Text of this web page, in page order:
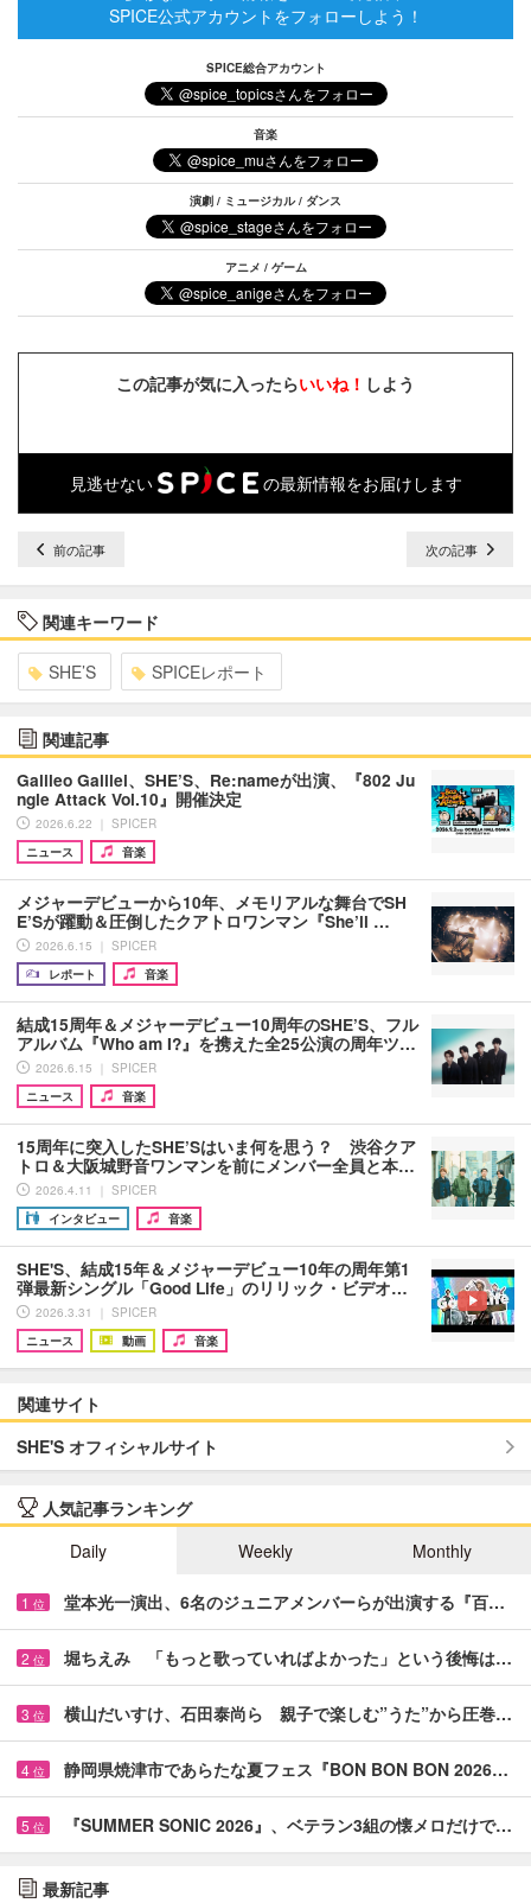
SPICE公式アカウントをフォローしよう！
SPICE総合アカウント
音楽
演劇 / ミュージカル / ダンス
アニメ / ゲーム
この記事が気に入ったらいいね！ しよう
見逃せない の最新情報をお届けします
前の記事 次の記事
関連キーワード
SHE’S SPICEレポート
関連記事
Galileo Galilei、SHE’S、Re:nameが出演、『802 Ju
ngle Attack Vol.10』開催決定
2026.6.22 ｜ SPICER
ニュース
音楽
メジャーデビューから10年、メモリアルな舞台でSH
E’Sが躍動＆圧倒したクアトロワンマン『She’ll …
2026.6.15 ｜ SPICER
レポート
音楽
結成15周年＆メジャーデビュー10周年のSHE’S、フル
アルバム『Who am I?』を携えた全25公演の周年ツ…
2026.6.15 ｜ SPICER
ニュース
音楽
15周年に突入したSHE’Sはいま何を思う？ 渋谷クア
トロ＆大阪城野音ワンマンを前にメンバー全員と本…
2026.4.11 ｜ SPICER
インタビュー
音楽
SHE'S、結成15年＆メジャーデビュー10年の周年第1
弾最新シングル「Good Life」のリリック・ビデオ…
2026.3.31 ｜ SPICER
ニュース
動画 音楽
関連サイト
SHE'S オフィシャルサイト
人気記事ランキング
Daily
Weekly Monthly
1 位 堂本光一演出、6名のジュニアメンバーらが出演する『百…
2 位 堀ちえみ 「もっと歌っていればよかった」という後悔は…
3 位 横山だいすけ、石田泰尚ら 親子で楽しむ”うた”から圧巻…
4 位 静岡県焼津市であらたな夏フェス『BON BON BON 2026…
5 位 『SUMMER SONIC 2026』、ベテラン3組の懐メロだけで…
最新記事